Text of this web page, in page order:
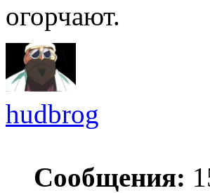
огорчают.
hudbrog
Сообщения: